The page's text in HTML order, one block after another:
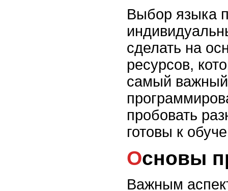
Выбор языка
сделать на
ресурсов,
самый важный
пробовать
готовы к
Основы
Важным